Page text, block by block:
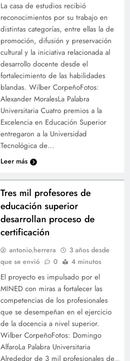
La casa de estudios recibió
reconocimientos por su trabajo en
distintas categorías, entre ellas la de
promoción, difusión y preservación
cultural y la iniciativa relacionada al
desarrollo docente desde el
fortalecimiento de las habilidades
blandas. Wilber CorpeñoFotos:
Alexander MoralesLa Palabra
Universitaria Cuatro premios a la
Excelencia en Educación Superior
entregaron a la Universidad
Tecnológica de…
Leer más
Tres mil profesores de
educación superior
desarrollan proceso de
certificación
antonio.herrera
3 años desde
que se envió
0 4 minutos
El proyecto es impulsado por el
MINED con miras a fortalecer las
competencias de los profesionales
que se desempeñan en el ejercicio
de la docencia a nivel superior.
Wilber CorpeñoFotos: Domingo
AlfaroLa Palabra Universitaria
Alrededor de 3 mil profesionales de